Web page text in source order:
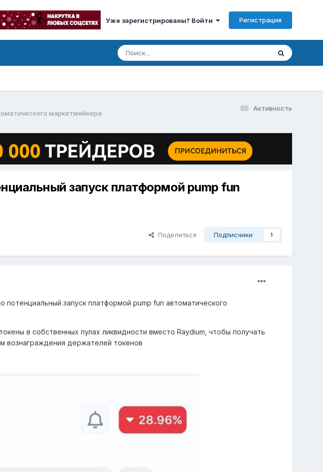
Уже зарегистрированы? Войти Регистрация
Активность
маркетмейкера
запуск платформой pump fun
Поделиться Подписчики 1
потенциальный запуск платформой pump fun автоматического
в собственных пулах ликвидности вместо Raydium, чтобы получать
вознаграждения держателей токенов